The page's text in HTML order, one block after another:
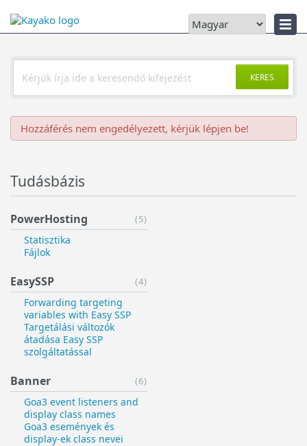
Hibaelhárító
KERES
Hozzáférés nem engedélyezett, kérjük lépjen be!
Tudásbázis
(5)
PowerHosting
Statisztika
Fájlok
(4)
EasySSP
Forwarding targeting
variables with Easy SSP
Targetálási változók
átadása Easy SSP
szolgáltatással
(6)
Banner
Goa3 event listeners and
display class names
Goa3 események és
display-ek class nevei